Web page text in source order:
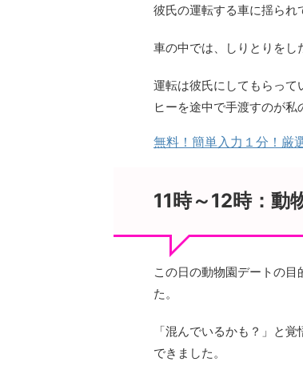
彼氏の運転する車に揺られ
車の中では、しりとりをし
運転は彼氏にしてもらっ
ヒーを途中で手渡すのが私
無料！簡単入力１分！厳
11時～12時：動
この日の動物園デートの
た。
「混んでいるかも？」と
できました。